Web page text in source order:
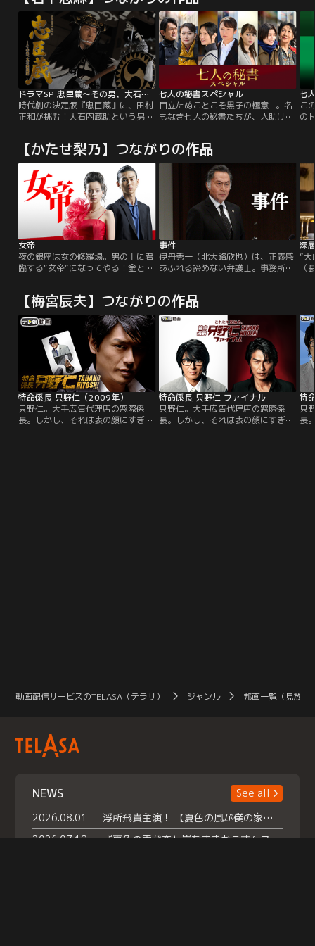
ドラマSP 忠臣蔵～その男、大石内蔵助
時代劇の決定版『忠臣蔵』に、田村
正和が挑む！大石内蔵助という男の
演…！！
七人の秘書スペシャル
目立たぬことこそ黒子の極意--。名
もなき七人の秘書たちが、人助けで
いく…。“影の仕事人”となった七人
が、人知れず悪をぶっ潰していくさ
まで大反響を呼んだ『七人の秘
書』。≪連続ドラマ最終回のその後
≫が描かれるスペシャルドラマ。散
り散りになっていた七人が再集結！
七
こ
の
ち
れ
日
く
【かたせ梨乃】つながりの作品
女帝
夜の銀座は女の修羅場。男の上に君
臨する“女帝”になってやる！金と権
力を振りかざす人間たちに人生を踏
香。復讐を誓った彼女は故郷を去
り、“女”を武器に夜の世界で“女
帝”にのし上がってやろうと決意す
る。舞台は、大阪・ミナミ、東京・
銀座。ネオン輝く夜の街で、ホステ
ス・彩香の戦いが始まる！
事件
伊丹秀一（北大路欣也）は、正義感
あふれる諦めない弁護士。事務所に
下徹大）も所属しており、ベテラン
事務員の本多和美（山下容莉枝）の
サポートのもと、日々、弱い立場の
人々を救うべく尽力している。
“大
（
の
大
師
に
う
【梅宮辰夫】つながりの作品
特命係長 只野仁（2009年）
只野仁。大手広告代理店の窓際係
長。しかし、それは表の顔にすぎな
特命係長 只野仁 ファイナル
只野仁。大手広告代理店の窓際係
長。しかし、それは表の顔にすぎな
特
只
長
動画配信サービスのTELASA（テラサ） ジャンル 邦画一覧（見放題
NEWS
See all
2026.08.01
浮所飛貴主演！ 【夏色の風が僕の家にやってきた】 本日よりテラサで独占配信スタート！
2026.07.18
『夏色の雲が恋と嵐をまきおこす』スペシャルメイキング 【Part1】2026年７月18日（土）23時30分～配信スタート！話題のシーンの裏側を大公開！豪華キャスト大集合！ 『武宮家 真夏の家族会議』開催！